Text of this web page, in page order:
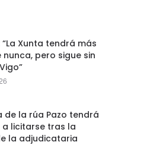
Xunta tendrá más
nunca, pero sigue sin
de la rúa Pazo tendrá
a licitarse tras la
la adjudicataria